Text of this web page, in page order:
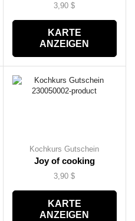
3,90$
KARTE
ANZEIGEN
Kochkurs Gutschein
Joy of cooking
3,90$
KARTE
ANZEIGEN